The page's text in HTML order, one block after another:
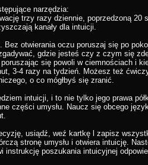
narzędzia:
trzy razy dziennie, poprzedzoną 20
kanały dla intuicji.
otwierania oczu poruszaj się po
gdzie jesteś czy z czym się
się powoli w ciemnościach i
3-4 razy na tydzień. Możesz też
o co mógłbyś się zranić.
intuicji, i to nie tylko jego prawa
części umysłu. Naucz się obcego
usiądź, weź kartkę l zapisz
stronę umysłu i otwiera intuicję.
instrukcję poszukania intuicyjnej